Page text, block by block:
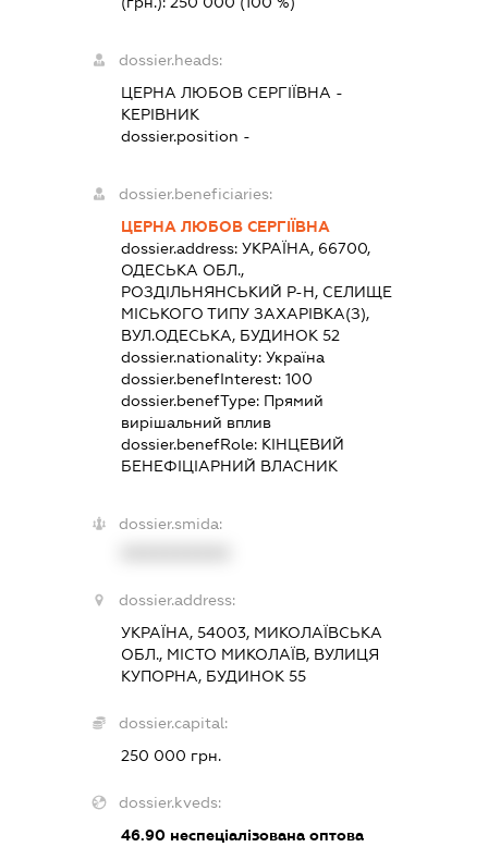
dossier.heads:
ЦЕРНА ЛЮБОВ СЕРГІЇВНА -
КЕРІВНИК
dossier.position -
dossier.beneficiaries:
ЦЕРНА ЛЮБОВ СЕРГІЇВНА
dossier.address:УКРАЇНА, 66700,
ОДЕСЬКА ОБЛ.,
РОЗДІЛЬНЯНСЬКИЙ Р-Н, СЕЛИЩЕ
МІСЬКОГО ТИПУ ЗАХАРІВКА(З),
ВУЛ.ОДЕСЬКА, БУДИНОК 52
dossier.nationality:Україна
dossier.benefInterest:100
dossier.benefType: Прямий
вирішальний вплив
dossier.benefRole: КІНЦЕВИЙ
БЕНЕФІЦІАРНИЙ ВЛАСНИК
dossier.smida:
dossier.address:
УКРАЇНА, 54003, МИКОЛАЇВСЬКА
ОБЛ., МІСТО МИКОЛАЇВ, ВУЛИЦЯ
КУПОРНА, БУДИНОК 55
dossier.capital:
250 000 грн.
dossier.kveds:
46.90 неспеціалізована оптова